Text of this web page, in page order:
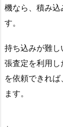
機なら、積み込
す。
持ち込みが難
張査定を利用
を依頼できれ
ます。